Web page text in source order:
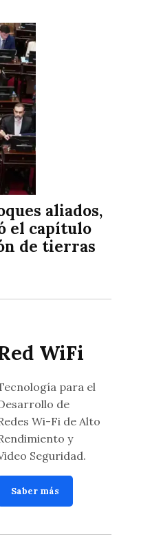
aliados,
el capítulo
de tierras
WiFi
para el
de
Wi-Fi de Alto
y
Seguridad.
Saber más